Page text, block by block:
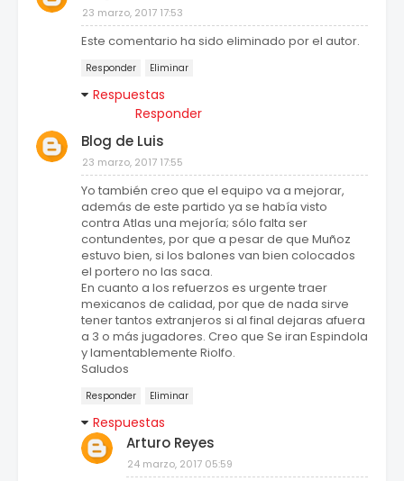
23 marzo, 2017 17:53
Este comentario ha sido eliminado por el autor.
Responder Eliminar
Respuestas
Responder
Blog de Luis
23 marzo, 2017 17:55
Yo también creo que el equipo va a mejorar,
además de este partido ya se había visto
contra Atlas una mejoría; sólo falta ser
contundentes, por que a pesar de que Muñoz
estuvo bien, si los balones van bien colocados
el portero no las saca.
En cuanto a los refuerzos es urgente traer
mexicanos de calidad, por que de nada sirve
tener tantos extranjeros si al final dejaras afuera
a 3 o más jugadores. Creo que Se iran Espindola
y lamentablemente Riolfo.
Saludos
Responder Eliminar
Respuestas
Arturo Reyes
24 marzo, 2017 05:59